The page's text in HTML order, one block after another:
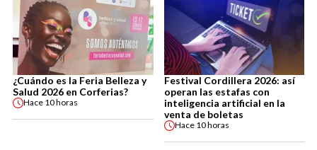
¿Cuándo es la Feria Belleza y
Salud 2026 en Corferias?
Hace 10 horas
Festival Cordillera 2026: así
operan las estafas con
inteligencia artificial en la
venta de boletas
Hace 10 horas